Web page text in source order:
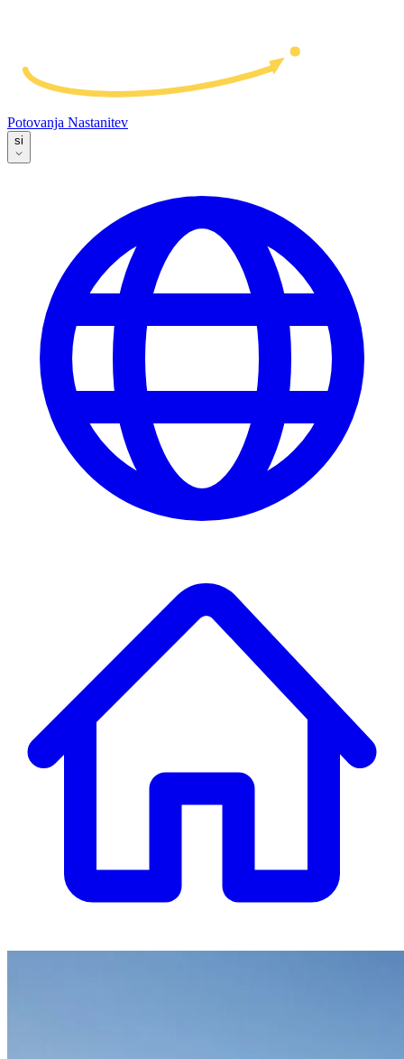
Potovanja Nastanitev
si